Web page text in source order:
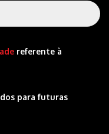
referente à
para futuras